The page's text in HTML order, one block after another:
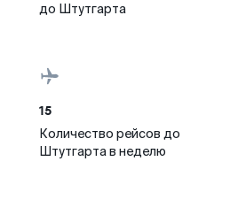
до Штутгарта
15
Количество рейсов до
Штутгарта в неделю